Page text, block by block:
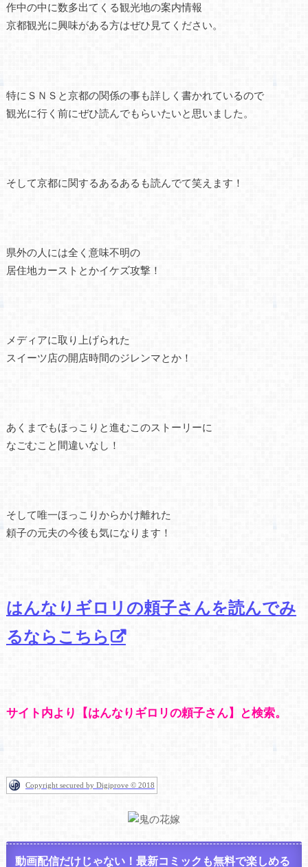
作中の中に数多出てくる観光地の案内情報
京都観光に興味がある方はぜひ見てください。
特にＳＮＳと京都の関係の事も詳しく書かれているので
観光に行く前にぜひ読んでもらいたいと思いました。
そして京都に関するあるあるも読んでて笑えます！
県外の人には全く意味不明の
居住地カーストとかイケズ攻撃！
メディアに取り上げられた
スイーツ店の開店時間のジレンマとか！
あくまでもほっこりと進むこのストーリーに
なごむこと間違いなし！
そして唯一ほっこりからかけ離れた
頼子の元夫の今後も気になります！
はんなりギロリの頼子さんを読んでみ
るならこちら
サイト内より【はんなりギロリの頼子さん】と検索。
Copyright secured by Digiprove © 2018
動画配信だけじゃない！最新コミックも無料で楽しめる